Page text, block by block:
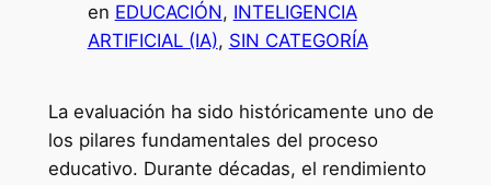
en EDUCACIÓN, INTELIGENCIA
ARTIFICIAL (IA), SIN CATEGORÍA
La evaluación ha sido históricamente uno de
los pilares fundamentales del proceso
educativo. Durante décadas, el rendimiento